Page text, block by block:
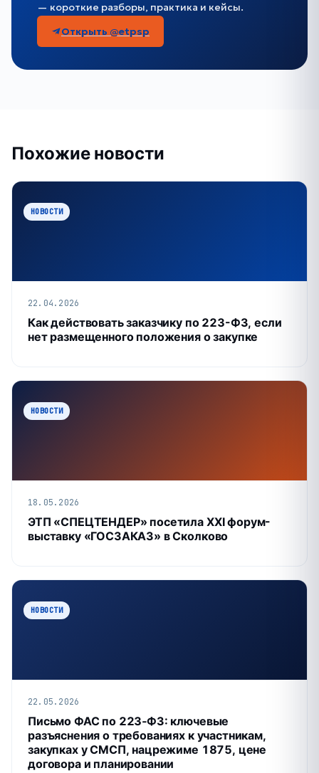
— короткие разборы, практика и кейсы.
Открыть @etpsp
Похожие новости
НОВОСТИ
22.04.2026
Как действовать заказчику по 223-ФЗ, если
нет размещенного положения о закупке
НОВОСТИ
18.05.2026
ЭТП «СПЕЦТЕНДЕР» посетила XXI форум-
выставку «ГОСЗАКАЗ» в Сколково
НОВОСТИ
22.05.2026
Письмо ФАС по 223‑ФЗ: ключевые
разъяснения о требованиях к участникам,
закупках у СМСП, нацрежиме 1875, цене
договора и планировании